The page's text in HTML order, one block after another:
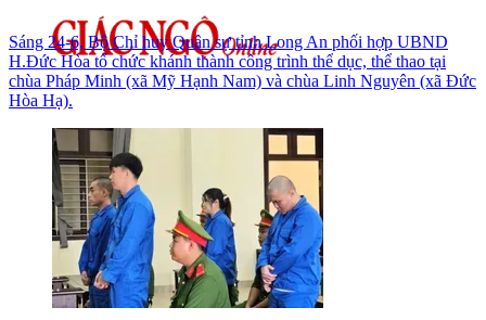
Sáng 24-6, Bộ Chỉ huy Quân sự tỉnh Long An phối hợp UBND
H.Đức Hòa tổ chức khánh thành công trình thể dục, thể thao tại
chùa Pháp Minh (xã Mỹ Hạnh Nam) và chùa Linh Nguyên (xã Đức
Hòa Hạ).